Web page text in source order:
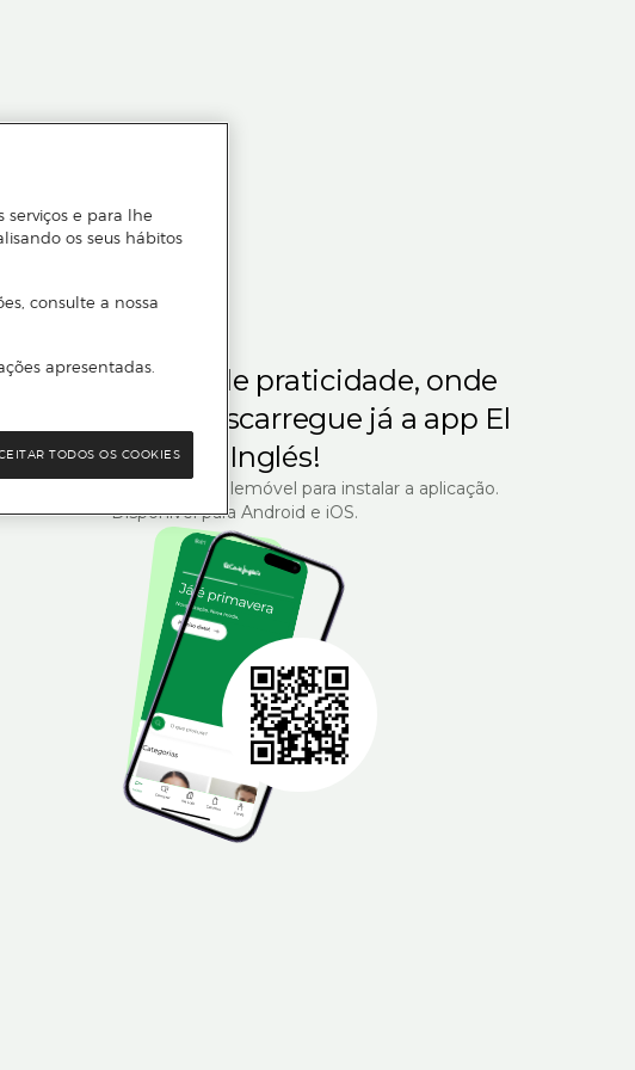
quem gosta de praticidade, onde
Descarregue já a app El
Corte Inglés!
o código QR com o seu telemóvel para instalar a aplicação.
Disponível para Android e iOS.
serviços e para lhe
os seus hábitos
consulte a nossa
apresentadas.
TODOS OS COOKIES